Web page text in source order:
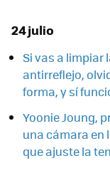
24 julio
Si vas a limpiar
antirreflejo,
forma, y sí
Yoonie Joung,
una cámara en
que ajuste la